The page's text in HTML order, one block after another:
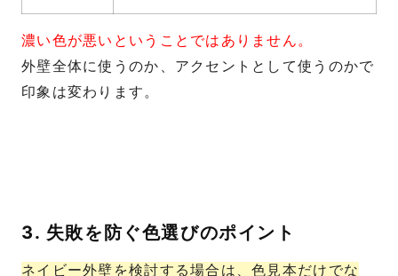
濃い色が悪いということではありません。
外壁全体に使うのか、アクセントとして使うのかで
印象は変わります。
3. 失敗を防ぐ色選びのポイント
ネイビー外壁を検討する場合は、色見本だけでな